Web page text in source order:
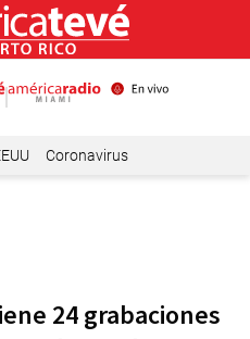
Coronavirus
24 grabaciones